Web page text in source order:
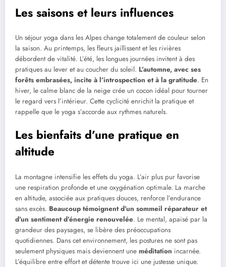
Les saisons et leurs influences
Un séjour yoga dans les Alpes change totalement de couleur selon
la saison. Au printemps, les fleurs jaillissent et les rivières
débordent de vitalité. L’été, les longues journées invitent à des
pratiques au lever et au coucher du soleil. L’automne, avec ses
forêts embrasées, incite à l’introspection et à la gratitude. En
hiver, le calme blanc de la neige crée un cocon idéal pour tourner
le regard vers l’intérieur. Cette cyclicité enrichit la pratique et
rappelle que le yoga s’accorde aux rythmes naturels.
Les bienfaits d’une pratique en
altitude
La montagne intensifie les effets du yoga. L’air plus pur favorise
une respiration profonde et une oxygénation optimale. La marche
en altitude, associée aux pratiques douces, renforce l’endurance
sans excès. Beaucoup témoignent d’un sommeil réparateur et
d’un sentiment d’énergie renouvelée. Le mental, apaisé par la
grandeur des paysages, se libère des préoccupations
quotidiennes. Dans cet environnement, les postures ne sont pas
seulement physiques mais deviennent une méditation incarnée.
L’équilibre entre effort et détente trouve ici une justesse unique.